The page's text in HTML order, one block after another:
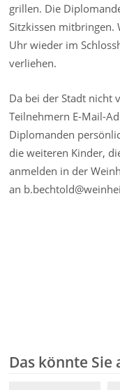
grillen. Die
Sitzkissen mitbringen.
Uhr wieder im
verliehen.
Da bei der Stadt nicht
Teilnehmern E-Mail-
Diplomanden
die weiteren Kinder,
anmelden in der
an
Das könnte